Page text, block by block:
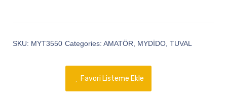
SKU: MYT3550 Categories: AMATÖR MYDİDO TUVAL
Favori Listeme Ekle